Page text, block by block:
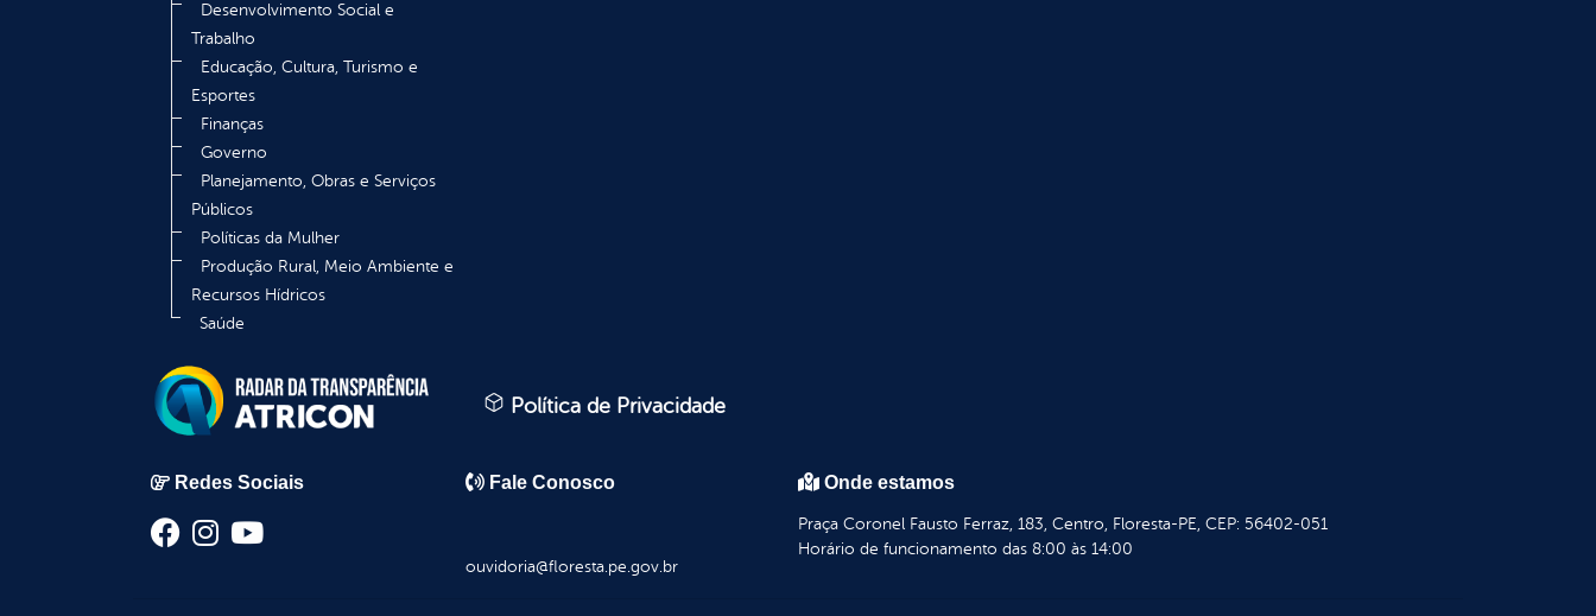
Desenvolvimento Social e
Trabalho
Educação, Cultura, Turismo e
Esportes
Finanças
Governo
Planejamento, Obras e Serviços
Públicos
Políticas da Mulher
Produção Rural, Meio Ambiente e
Recursos Hídricos
Saúde
Política de Privacidade
Redes Sociais Fale Conosco
ouvidoria@floresta.pe.gov.br
Onde estamos
Praça Coronel Fausto Ferraz, 183, Centro, Floresta-PE, CEP: 56402-051
Horário de funcionamento das 8:00 às 14:00